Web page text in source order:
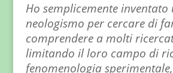
Ho semplicemente inventato
neologismo per cercare di
comprendere a molti
limitando il loro campo di
fenomenologia